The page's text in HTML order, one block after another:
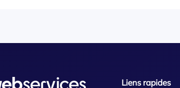
Liens rapides